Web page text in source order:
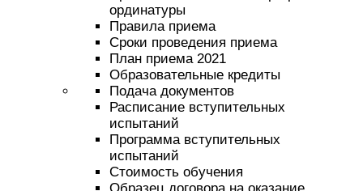
ординатуры
Правила приема
Сроки проведения приема
План приема 2021
Образовательные кредиты
Подача документов
Расписание вступительных
испытаний
Программа вступительных
испытаний
Стоимость обучения